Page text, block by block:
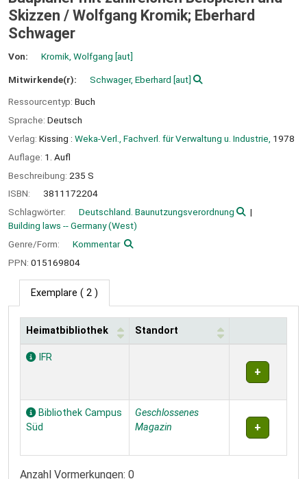
Skizzen / Wolfgang Kromik; Eberhard
Schwager
Von: Kromik, Wolfgang [aut]
Mitwirkende(r): Schwager, Eberhard [aut]
Ressourcentyp: Buch
Sprache: Deutsch
Verlag: Kissing : Weka-Verl., Fachverl. für Verwaltung u. Industrie, 1978
Auflage: 1. Aufl
Beschreibung: 235 S
ISBN:
3811172204
Schlagwörter:
Deutschland. Baunutzungsverordnung
Building laws -- Germany (West)
Genre/Form:
Kommentar
PPN: 015169804
Exemplare ( 2 )
Exemplare
Heimatbibliothek Standort
IFR
Bibliothek Campus
Süd
Geschlossenes
Magazin
Anzahl Vormerkungen: 0